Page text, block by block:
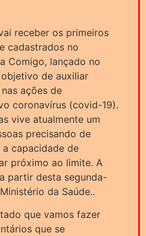
receber os primeiros
cadastrados no
Comigo, lançado no
de auxiliar
ações de
coronavírus (covid-19).
vive atualmente um
precisando de
capacidade de
próximo ao limite. A
partir desta segunda-
da Saúde..
que vamos fazer
que se